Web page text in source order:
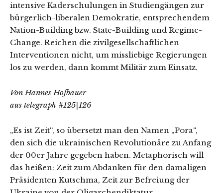
intensive Kaderschulungen in Studiengängen zur
bürgerlich-liberalen Demokratie, entsprechendem
Nation-Building bzw. State-Building und Regime-
Change. Reichen die zivilgesellschaftlichen
Interventionen nicht, um missliebige Regierungen
los zu werden, dann kommt Militär zum Einsatz.
Von Hannes Hofbauer
aus telegraph #125|126
„Es ist Zeit“, so übersetzt man den Namen „Pora“,
den sich die ukrainischen Revolutionäre zu Anfang
der 00er Jahre gegeben haben. Metaphorisch will
das heißen: Zeit zum Abdanken für den damaligen
Präsidenten Kutschma, Zeit zur Befreiung der